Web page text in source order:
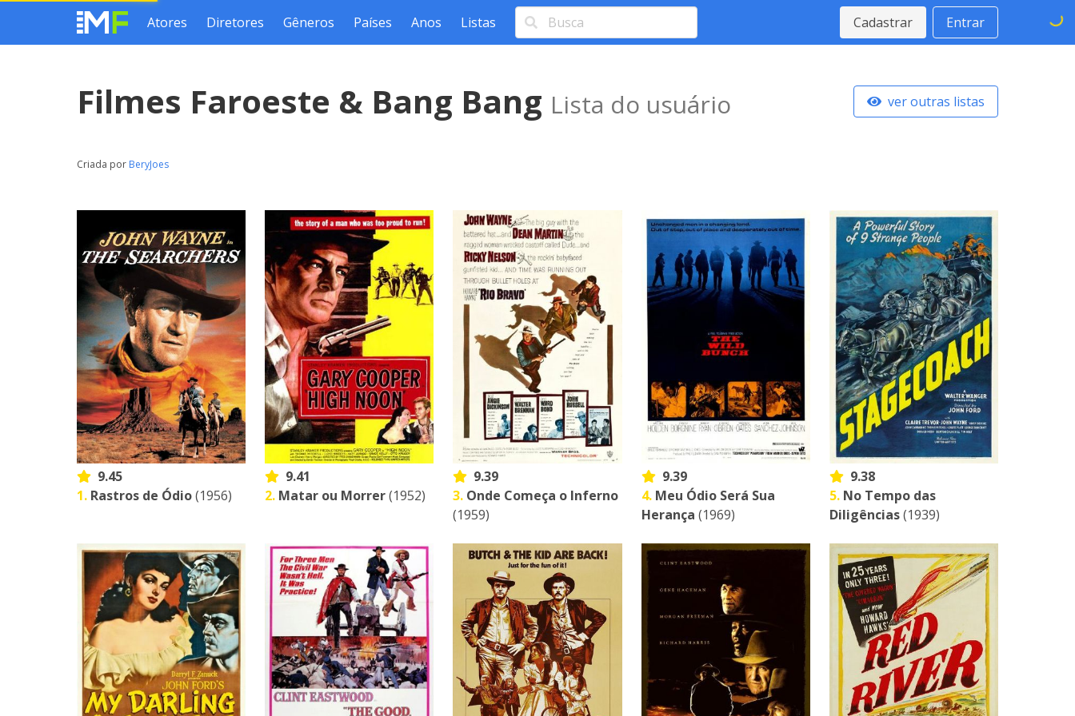
Atores Diretores Gêneros Países Anos Listas Cadastrar Entrar
Filmes Faroeste & Bang Bang Lista do usuário ver outras listas
Criada por BeryJoes
9.45
1. Rastros de Ódio(1956)
9.41
2. Matar ou Morrer(1952)
9.39
3. Onde Começa o Inferno
(1959)
9.39
4. Meu Ódio Será Sua
Herança (1969)
9.38
5. No Tempo das
Diligências(1939)